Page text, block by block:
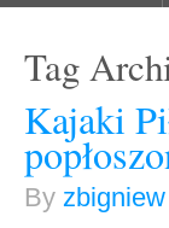
Tag
Kajaki
By zbigniew